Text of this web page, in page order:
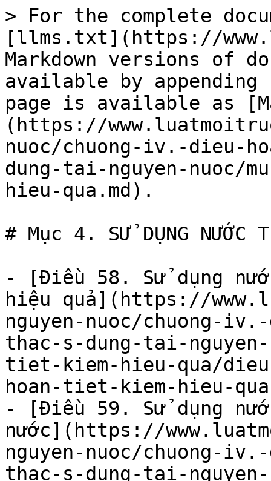
> For the complete
[llms.txt](https://
Markdown versions of
available by
page is available as
(https://
nuoc/chuong-iv.-dieu-
dung-tai-nguyen-nuoc/
hieu-qua.md).
# Mục 4. SỬ DỤNG NƯỚC
- [Điều 58. Sử dụng
hiệu quả](https://
nguyen-nuoc/chuong-
thac-s-dung-tai-
tiet-kiem-hieu-qua/
hoan-tiet-kiem-hieu-
- [Điều 59. Sử dụng
nước](https://
nguyen-nuoc/chuong-
thac-s-dung-tai-